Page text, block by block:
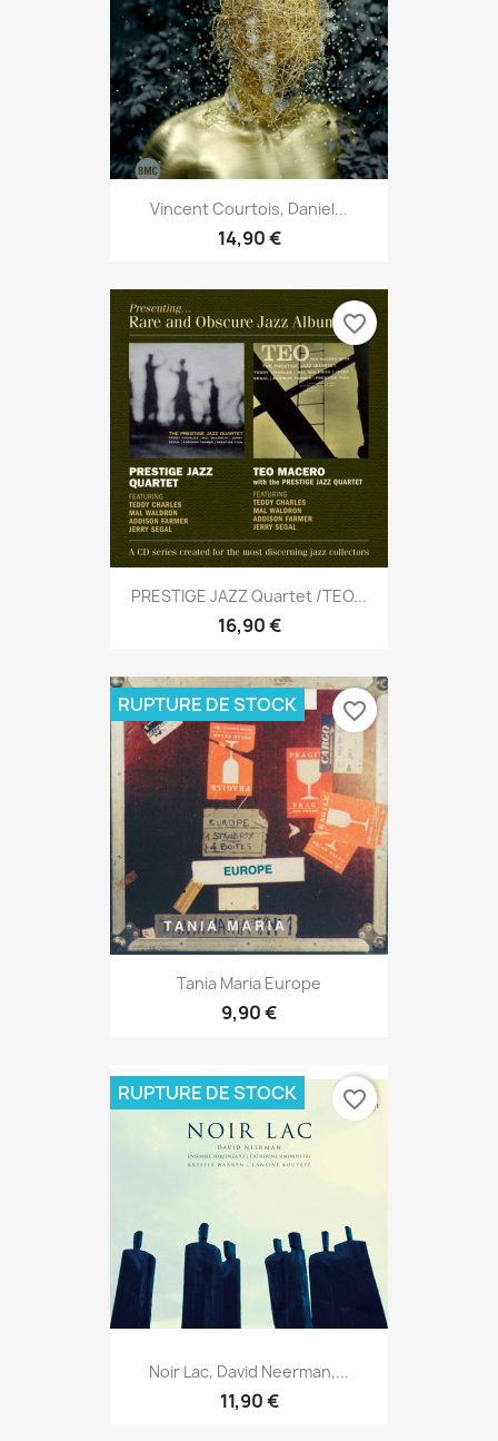
Vincent Courtois, Daniel...
14,90 €
PRESTIGE JAZZ Quartet /TEO...
16,90 €
favorite_border
Tania Maria Europe
9,90 €
RUPTURE DE STOCK favorite_border
Noir Lac, David Neerman,...
11,90 €
RUPTURE DE STOCK favorite_border